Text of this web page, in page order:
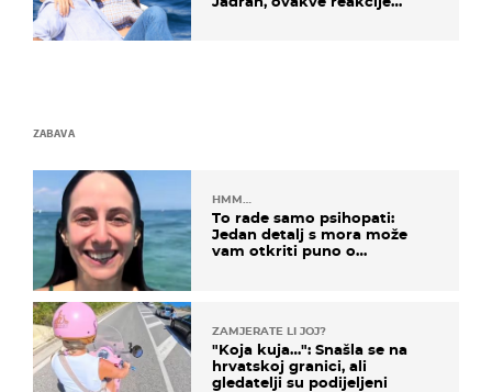
ZABAVA
HMM…
To rade samo psihopati:
Jedan detalj s mora može
vam otkriti puno o
ZAMJERATE LI JOJ?
"Koja kuja…": Snašla se na
hrvatskoj granici, ali
gledatelji su podijeljeni